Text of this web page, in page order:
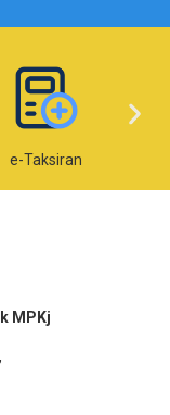
e-Taksiran
MPKj